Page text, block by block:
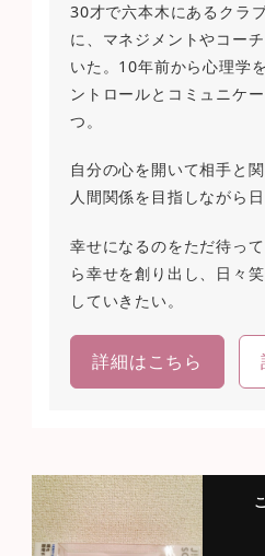
30才で六本木にあるクラ
に、マネジメントやコー
いた。10年前から心理学
ントロールとコミュニケ
つ。
自分の心を開いて相手と
人間関係を目指しながら日
幸せになるのをただ待っ
ら幸せを創り出し、日々
していきたい。
詳細はこちら